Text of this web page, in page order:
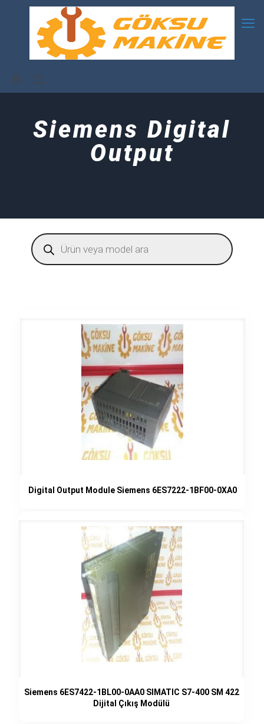
Siemens Digital
Output
Products
search
Digital Output Module Siemens 6ES7222-1BF00-0XA0
Siemens 6ES7422-1BL00-0AA0 SIMATIC S7-400 SM 422
Dijital Çıkış Modülü